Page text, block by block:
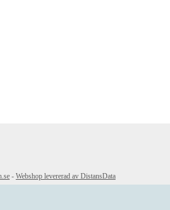
- Webshop levererad av DistansData